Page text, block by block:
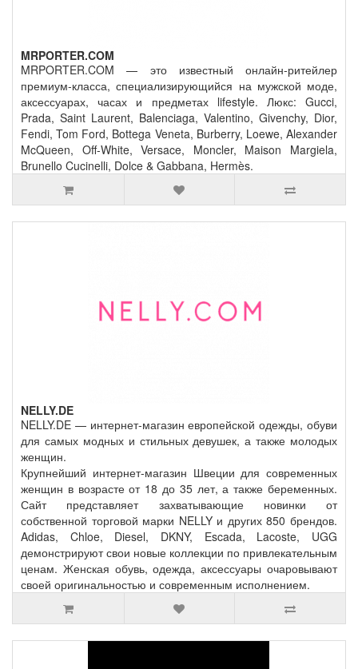
MRPORTER.COM
MRPORTER.COM — это известный онлайн‑ритейлер
премиум‑класса, специализирующийся на мужской моде,
аксессуарах, часах и предметах lifestyle. Люкс: Gucci,
Prada, Saint Laurent, Balenciaga, Valentino, Givenchy, Dior,
Fendi, Tom Ford, Bottega Veneta, Burberry, Loewe, Alexander
McQueen, Off-White, Versace, Moncler, Maison Margiela,
Brunello Cucinelli, Dolce & Gabbana, Hermès.
NELLY.DE
NELLY.DE — интернет-магазин европейской одежды, обуви
для самых модных и стильных девушек, а также молодых
женщин.
Крупнейший интернет-магазин Швеции для современных
женщин в возрасте от 18 до 35 лет, а также беременных.
Сайт представляет захватывающие новинки от
собственной торговой марки NELLY и других 850 брендов.
Adidas, Chloe, Diesel, DKNY, Escada, Lacoste, UGG
демонстрируют свои новые коллекции по привлекательным
ценам. Женская обувь, одежда, аксессуары очаровывают
своей оригинальностью и современным исполнением.